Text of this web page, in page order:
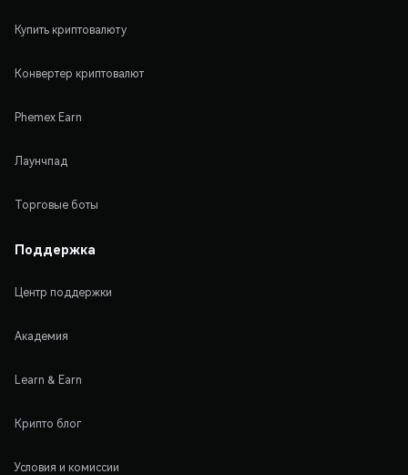
Купить криптовалюту
Конвертер криптовалют
Phemex Earn
Лаунчпад
Торговые боты
Поддержка
Центр поддержки
Академия
Learn & Earn
Крипто блог
Условия и комиссии